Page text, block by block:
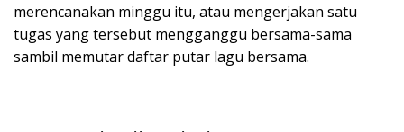
merencanakan minggu itu, atau mengerjakan satu
tugas yang tersebut mengganggu bersama-sama
sambil memutar daftar putar lagu bersama.